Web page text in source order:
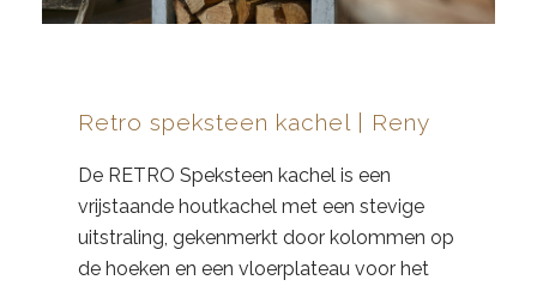
Retro speksteen kachel | Reny
De RETRO Speksteen kachel is een
vrijstaande houtkachel met een stevige
uitstraling, gekenmerkt door kolommen op
de hoeken en een vloerplateau voor het